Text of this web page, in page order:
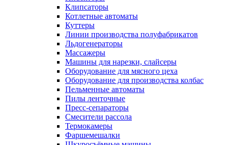
Клипсаторы
Котлетные автоматы
Куттеры
Линии производства полуфабрикатов
Льдогенераторы
Массажеры
Машины для нарезки, слайсеры
Оборудование для мясного цеха
Оборудование для производства колбас
Пельменные автоматы
Пилы ленточные
Пресс-сепараторы
Смесители рассола
Термокамеры
Фаршемешалки